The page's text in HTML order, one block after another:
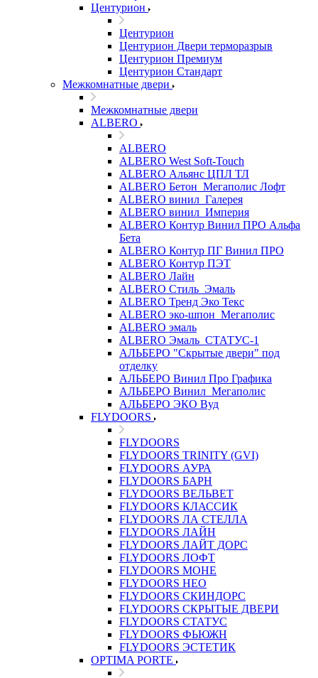
Центурион
Центурион
Центурион Двери терморазрыв
Центурион Премиум
Центурион Стандарт
Межкомнатные двери
Межкомнатные двери
ALBERO
ALBERO
ALBERO West Soft-Touch
ALBERO Альянс ЦПЛ ТЛ
ALBERO Бетон_Мегаполис Лофт
ALBERO винил_Галерея
ALBERO винил_Империя
ALBERO Контур Винил ПРО Альфа
Бета
ALBERO Контур ПГ Винил ПРО
ALBERO Контур ПЭТ
ALBERO Лайн
ALBERO Стиль_Эмаль
ALBERO Тренд Эко Текс
ALBERO эко-шпон_Мегаполис
ALBERO эмаль
ALBERO Эмаль_СТАТУС-1
АЛЬБЕРО "Скрытые двери" под
отделку
АЛЬБЕРО Винил Про Графика
АЛЬБЕРО Винил_Мегаполис
АЛЬБЕРО ЭКО Вуд
FLYDOORS
FLYDOORS
FLYDOORS TRINITY (GVI)
FLYDOORS АУРА
FLYDOORS БАРН
FLYDOORS ВЕЛЬВЕТ
FLYDOORS КЛАССИК
FLYDOORS ЛА СТЕЛЛА
FLYDOORS ЛАЙН
FLYDOORS ЛАЙТ ДОРС
FLYDOORS ЛОФТ
FLYDOORS МОНЕ
FLYDOORS НЕО
FLYDOORS СКИНДОРС
FLYDOORS СКРЫТЫЕ ДВЕРИ
FLYDOORS СТАТУС
FLYDOORS ФЬЮЖН
FLYDOORS ЭСТЕТИК
OPTIMA PORTE